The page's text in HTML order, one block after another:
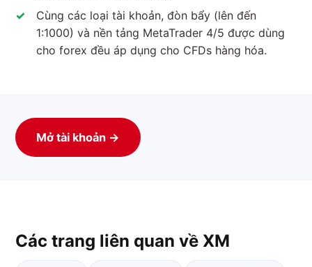
Cùng các loại tài khoản, đòn bẩy (lên đến
1:1000) và nền tảng MetaTrader 4/5 được dùng
cho forex đều áp dụng cho CFDs hàng hóa.
Mở tài khoản →
Các trang liên quan về XM